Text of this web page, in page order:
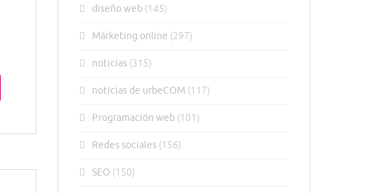
diseño web (145)
Márketing online (297)
noticias (315)
noticias de urbeCOM (117)
Programación web (101)
Redes sociales (156)
SEO (150)